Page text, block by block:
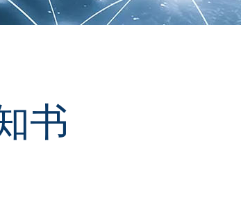
书